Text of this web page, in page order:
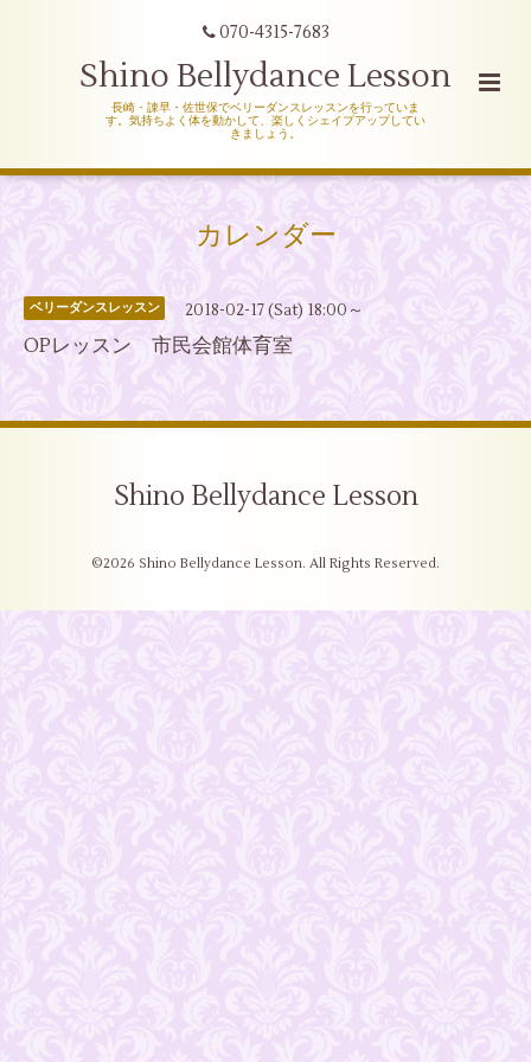
070-4315-7683
Shino Bellydance Lesson
長崎・諌早・佐世保でベリーダンスレッスンを行っていま
す。気持ちよく体を動かして、楽しくシェイプアップしてい
きましょう。
カレンダー
ベリーダンスレッスン 2018-02-17 (Sat) 18:00～
OPレッスン 市民会館体育室
Shino Bellydance Lesson
©2026 Shino Bellydance Lesson. All Rights Reserved.